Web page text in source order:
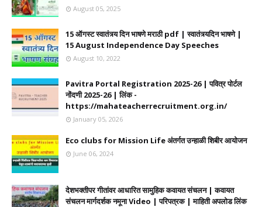
August 05, 2025
15 ऑगस्ट स्वातंत्र्य दिन भाषणे मराठी pdf | स्वातंत्र्यदिन भाषणे |
15 August Independence Day Speeches
August 10, 2022
Pavitra Portal Registration 2025-26 | पवित्र पोर्टल
नोंदणी 2025-26 | लिंक -
https://mahateacherrecruitment.org.in/
January 05, 2026
Eco clubs for Mission Life अंतर्गत उन्हाळी शिबीर आयोजन
June 06, 2024
देशभक्तीपर गीतांवर आधारित सामुहिक कवायत संचलन | कवायत
संचलन मार्गदर्शक नमूना Video | परिपत्रक | माहिती अपलोड लिंक